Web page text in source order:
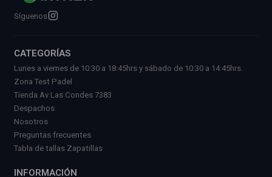
Síguenos
CATEGORÍAS
Lunes a viernes de 10:30 a 18:45hrs y sábado de 10:30 a 14:45hrs.
Zona Test Padel
Tienda Av Las Condes 7383
Despachos
Nosotros
Preguntas frecuentes
Tabla de tallas Zapatillas
INFORMACIÓN